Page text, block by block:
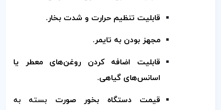
قابلیت تنظیم حرارت و شدت بخار.
مجهز بودن به تایمر.
قابلیت اضافه کردن روغن‌های معطر یا
اسانس‌های گیاهی.
قیمت دستگاه بخور صورت بسته به